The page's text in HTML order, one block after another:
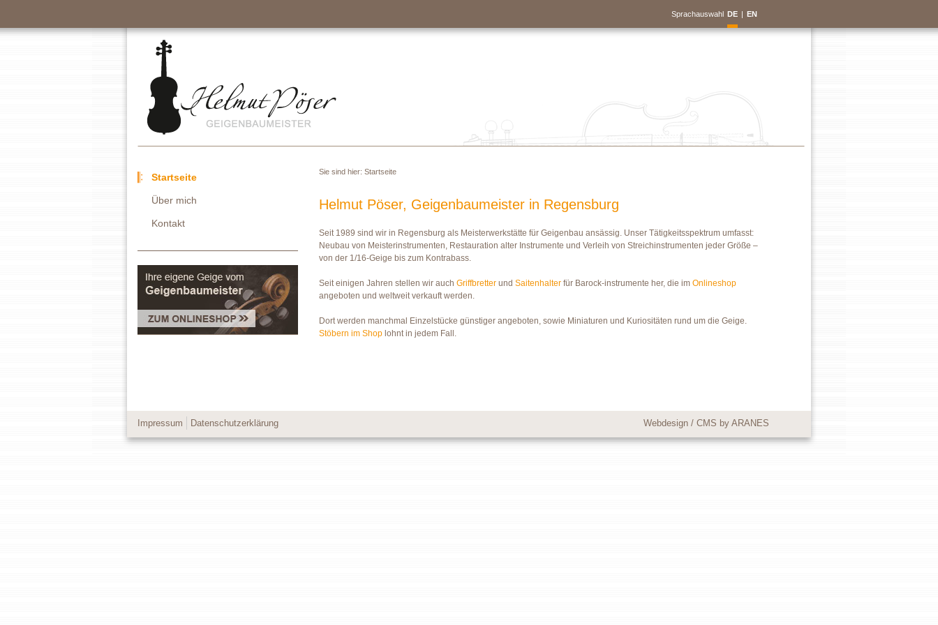
Sprachauswahl DE | EN
Sie sind hier: Startseite
Helmut Pöser, Geigenbaumeister in Regensburg
Seit 1989 sind wir in Regensburg als Meisterwerkstätte für Geigenbau ansässig. Unser Tätigkeitsspektrum umfasst:
Neubau von Meisterinstrumenten, Restauration alter Instrumente und Verleih von Streichinstrumenten jeder Größe –
von der 1/16-Geige bis zum Kontrabass.
Seit einigen Jahren stellen wir auch Griffbretter und Saitenhalter für Barock-instrumente her, die im Onlineshop
angeboten und weltweit verkauft werden.
Dort werden manchmal Einzelstücke günstiger angeboten, sowie Miniaturen und Kuriositäten rund um die Geige.
Stöbern im Shop lohnt in jedem Fall.
Startseite
Über mich
Kontakt
Webdesign / CMS by ARANES
Impressum Datenschutzerklärung